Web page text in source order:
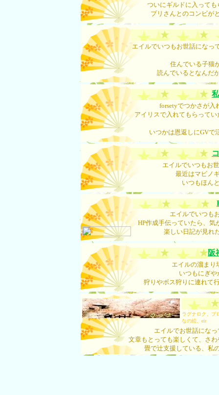
ついにギルドに入って
プリさんとのコンビが
エイルでいつもお世話になっ
住んでいる子猫
読んでいるとなんだ
forsetyでつかさが入
アイリスで入れてもらって
いつかは恩返しにGVで
エイルでいつもお
最近はマビノ
いつもほん
エイルでいつも
HP作成手伝っていたら、
楽しい日記が見れ
阪
エイルの溜まり
いつもにぎ
狩りやボス狩りに連れて
ラグナロク、ブ
なの絵、eir
エイルでお世話にな
文章もとっても楽しくて、さ
畳で辻支援している、私